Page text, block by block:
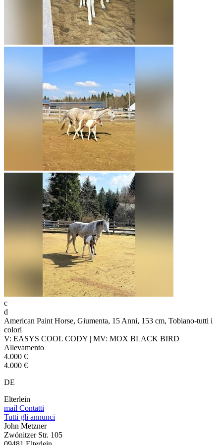
c
d
American Paint Horse, Giumenta, 15 Anni, 153 cm, Tobiano-tutti i
colori
V: EASYS COOL CODY | MV: MOX BLACK BIRD
Allevamento
4.000 €
4.000 €
DE
Elterlein
mail Contatti
Tutti gli annunci
John Metzner
Zwönitzer Str. 105